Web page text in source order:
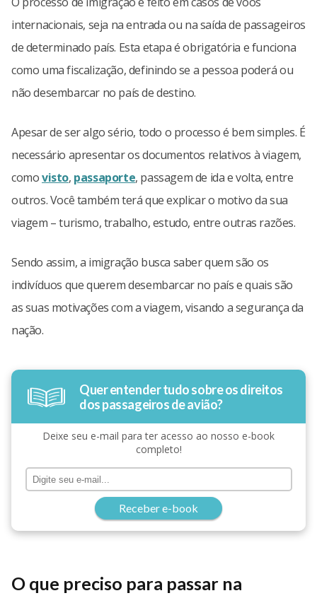
internacionais, seja na entrada ou na saída de passageiros
de determinado país. Esta etapa é obrigatória e funciona
como uma fiscalização, definindo se a pessoa poderá ou
não desembarcar no país de destino.
Apesar de ser algo sério, todo o processo é bem simples. É
necessário apresentar os documentos relativos à viagem,
comovisto, passaporte, passagem de ida e volta, entre
outros. Você também terá que explicar o motivo da sua
viagem – turismo, trabalho, estudo, entre outras razões.
Sendo assim, a imigração busca saber quem são os
indivíduos que querem desembarcar no país e quais são
as suas motivações com a viagem, visando a segurança da
nação.
Quer entender tudo sobre os direitos
dos passageiros de avião?
Deixe seu e-mail para ter acesso ao nosso e-book
completo!
Receber e-book
O que preciso para passar na